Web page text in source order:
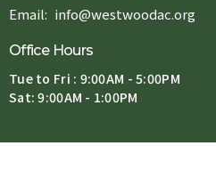
Email: info@westwoodac.org
Office Hours
Tue to Fri : 9:00AM - 5:00PM
Sat: 9:00AM - 1:00PM